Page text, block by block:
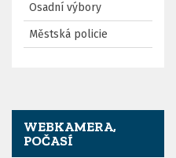
Osadní výbory
Městská policie
WEBKAMERA,
POČASÍ